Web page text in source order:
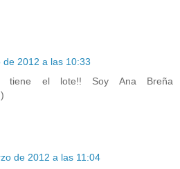
de 2012 a las 10:33
tiene el lote!! Soy Ana Breña
de 2012 a las 11:04